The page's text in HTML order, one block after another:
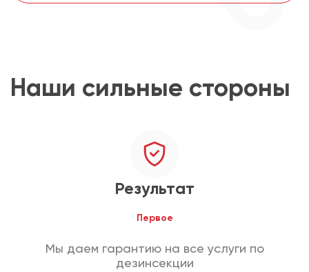
Наши сильные стороны
Результат
Первое
Мы даем гарантию на все услуги по
дезинсекции